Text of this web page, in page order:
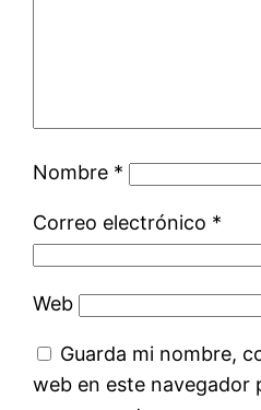
Nombre *
Correo electrónico *
Web
Guarda mi nombre,
web en este navegador